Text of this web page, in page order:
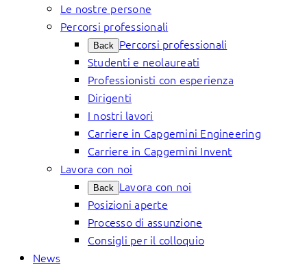
Le nostre persone
Percorsi professionali
Back Percorsi professionali
Studenti e neolaureati
Professionisti con esperienza
Dirigenti
I nostri lavori
Carriere in Capgemini Engineering
Carriere in Capgemini Invent
Lavora con noi
Back Lavora con noi
Posizioni aperte
Processo di assunzione
Consigli per il colloquio
News